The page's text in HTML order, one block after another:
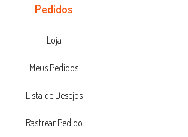
Pedidos
Loja
Meus Pedidos
Lista de Desejos
Rastrear Pedido